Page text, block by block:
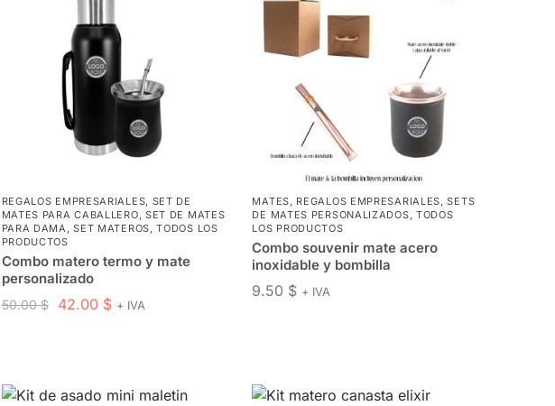
REGALOS EMPRESARIALES SET DE
MATES PARA CABALLERO SET DE MATES
PARA DAMA
,SET MATEROS ,TODOS LOS
PRODUCTOS
Combo matero termo y mate
personalizado
50.00$ 42.00 $ + IVA
MATES REGALOS EMPRESARIALES ,SETS
DE MATES PERSONALIZADOS TODOS
LOS PRODUCTOS
Combo souvenir mate acero
inoxidable y bombilla
9.50 $ + IVA